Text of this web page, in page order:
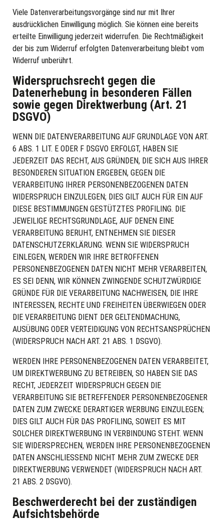
Viele Datenverarbeitungsvorgänge sind nur mit Ihrer
ausdrücklichen Einwilligung möglich. Sie können eine bereits
erteilte Einwilligung jederzeit widerrufen. Die Rechtmäßigkeit
der bis zum Widerruf erfolgten Datenverarbeitung bleibt vom
Widerruf unberührt.
Widerspruchsrecht gegen die
Datenerhebung in besonderen Fällen
sowie gegen Direktwerbung (Art. 21
DSGVO)
WENN DIE DATENVERARBEITUNG AUF GRUNDLAGE VON ART.
6 ABS. 1 LIT. E ODER F DSGVO ERFOLGT, HABEN SIE
JEDERZEIT DAS RECHT, AUS GRÜNDEN, DIE SICH AUS IHRER
BESONDEREN SITUATION ERGEBEN, GEGEN DIE
VERARBEITUNG IHRER PERSONENBEZOGENEN DATEN
WIDERSPRUCH EINZULEGEN; DIES GILT AUCH FÜR EIN AUF
DIESE BESTIMMUNGEN GESTÜTZTES PROFILING. DIE
JEWEILIGE RECHTSGRUNDLAGE, AUF DENEN EINE
VERARBEITUNG BERUHT, ENTNEHMEN SIE DIESER
DATENSCHUTZERKLÄRUNG. WENN SIE WIDERSPRUCH
EINLEGEN, WERDEN WIR IHRE BETROFFENEN
PERSONENBEZOGENEN DATEN NICHT MEHR VERARBEITEN,
ES SEI DENN, WIR KÖNNEN ZWINGENDE SCHUTZWÜRDIGE
GRÜNDE FÜR DIE VERARBEITUNG NACHWEISEN, DIE IHRE
INTERESSEN, RECHTE UND FREIHEITEN ÜBERWIEGEN ODER
DIE VERARBEITUNG DIENT DER GELTENDMACHUNG,
AUSÜBUNG ODER VERTEIDIGUNG VON RECHTSANSPRÜCHEN
(WIDERSPRUCH NACH ART. 21 ABS. 1 DSGVO).
WERDEN IHRE PERSONENBEZOGENEN DATEN VERARBEITET,
UM DIREKTWERBUNG ZU BETREIBEN, SO HABEN SIE DAS
RECHT, JEDERZEIT WIDERSPRUCH GEGEN DIE
VERARBEITUNG SIE BETREFFENDER PERSONENBEZOGENER
DATEN ZUM ZWECKE DERARTIGER WERBUNG EINZULEGEN;
DIES GILT AUCH FÜR DAS PROFILING, SOWEIT ES MIT
SOLCHER DIREKTWERBUNG IN VERBINDUNG STEHT. WENN
SIE WIDERSPRECHEN, WERDEN IHRE PERSONENBEZOGENEN
DATEN ANSCHLIESSEND NICHT MEHR ZUM ZWECKE DER
DIREKTWERBUNG VERWENDET (WIDERSPRUCH NACH ART.
21 ABS. 2 DSGVO).
Beschwerde­recht bei der zuständigen
Aufsichts­behörde